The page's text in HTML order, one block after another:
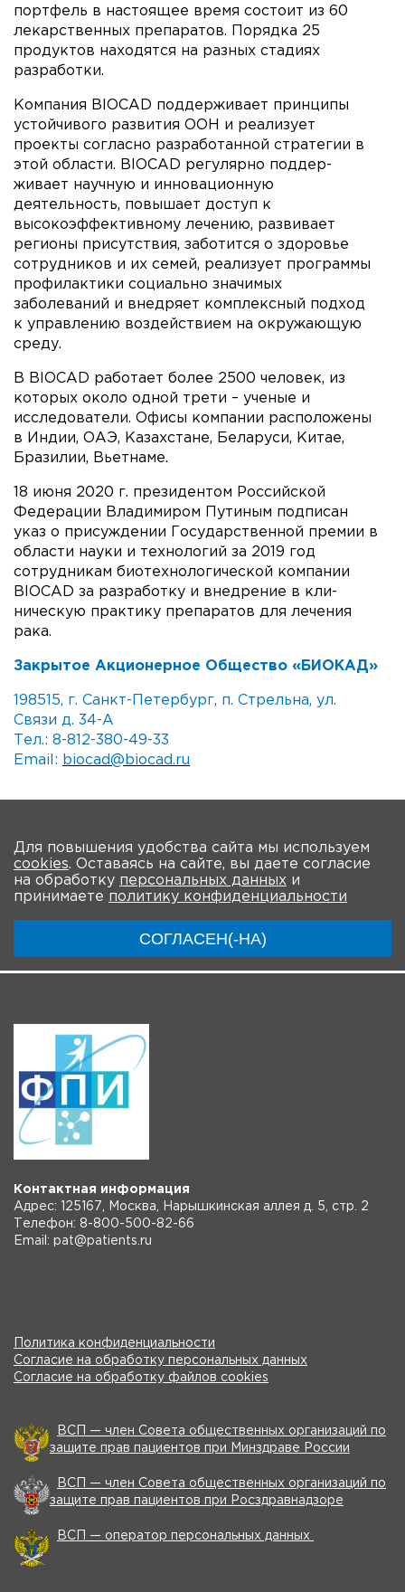
портфель в настоящее время состоит из 60
лекарственных препаратов. Порядка 25
продуктов находятся на разных стадиях
разработки.
Компания BIOCAD поддерживает принципы
устойчивого развития ООН и реализует
проекты согласно разработан­ной стратегии в
этой области. BIOCAD регулярно поддер­
живает научную и инновационную
деятельность, повы­шает доступ к
высокоэффективному лечению, развивает
регионы присутствия, заботится о здоровье
сотрудников и их семей, реализует программы
профилактики социаль­но значимых
заболеваний и внедряет комплексный под­ход
к управлению воздействием на окружающую
среду.
В BIOCAD работает более 2500 человек, из
которых око­ло одной трети – ученые и
исследователи. Офисы компа­нии расположены
в Индии, ОАЭ, Казахстане, Беларуси, Китае,
Бразилии, Вьетнаме.
18 июня 2020 г. президентом Российской
Федерации Владимиром Путиным подписан
указ о присуждении Государственной премии в
области науки и техно­логий за 2019 год
сотрудникам биотехнологической компании
BIOCAD за разработку и внедрение в кли­
ническую практику препаратов для лечения
рака.
Закрытое Акционерное Общество «БИОКАД»
198515, г. Санкт-Петербург, п. Стрельна, ул.
Связи д. 34-А
Тел.: 8-812-380-49-33
Email: biocad@biocad.ru
Для повышения удобства сайта мы используем
cookies. Оставаясь на сайте, вы даете согласие
на обработку персональных данных и
принимаете политику конфиденциальности
СОГЛАСЕН(-НА)
О Форуме Участники Программа
Контактная информация
Адрес: 125167, Москва, Нарышкинская аллея д. 5, стр. 2
Телефон: 8-800-500-82-66
Email: pat@patients.ru
Политика конфиденциальности
Согласие на обработку персональных данных
Согласие на обработку файлов cookies
ВСП — член Совета общественных организаций по
защите прав пациентов при Минздраве России
ВСП — член Совета общественных организаций по
защите прав пациентов при Росздравнадзоре
ВСП — оператор персональных данных